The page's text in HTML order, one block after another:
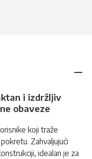
i izdržljiv
obaveze
koji traže
Zahvaljujući
idealan je za